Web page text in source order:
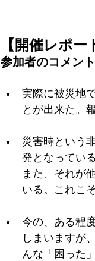
【開催レポー
参加者のコメント
実際に被災地
とが出来た。
災害時という
発となってい
また、それが
いる。これこ
今の、ある程
しまいますが
んな「困った